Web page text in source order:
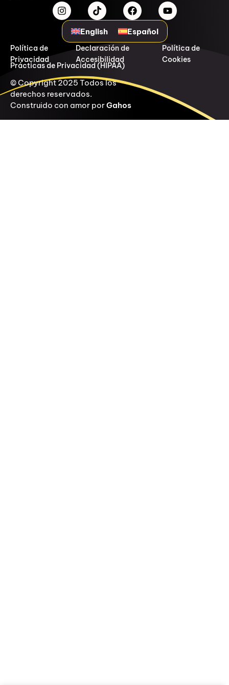
English Español
Política de
Privacidad
Declaración de
Accesibilidad
Política de
Cookies
Prácticas de Privacidad (HIPAA)
© Copyright 2025 Todos los
derechos reservados.
Construido con amor porGahos